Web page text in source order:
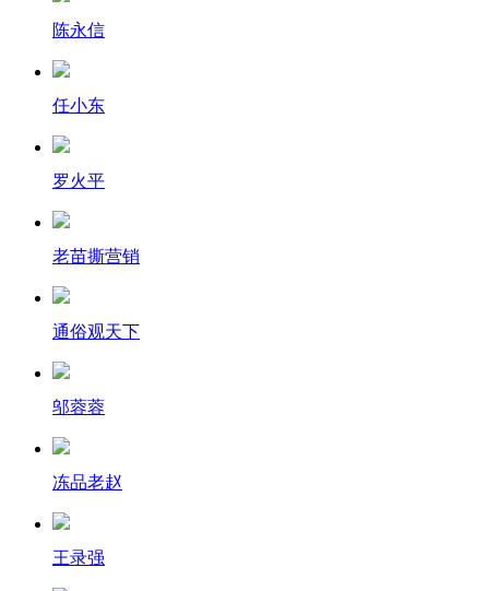
陈永信
任小东
罗火平
老苗撕营销
通俗观天下
邬蓉蓉
冻品老赵
王录强